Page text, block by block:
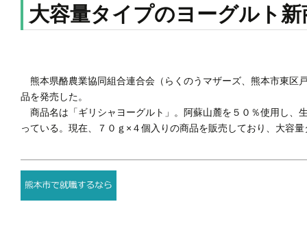
大容量タイプのヨーグルト
熊本県酪農業協同組合連合会（らくのうマザーズ、熊本市東区
品を発売した。
商品名は「ギリシャヨーグルト」。阿蘇山麓を５０％使用し、
っている。現在、７０ｇ×４個入りの商品を販売しており、大容